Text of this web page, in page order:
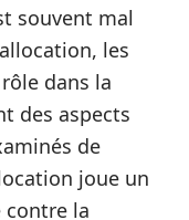
souvent mal
les
dans la
des aspects
de
joue un
la